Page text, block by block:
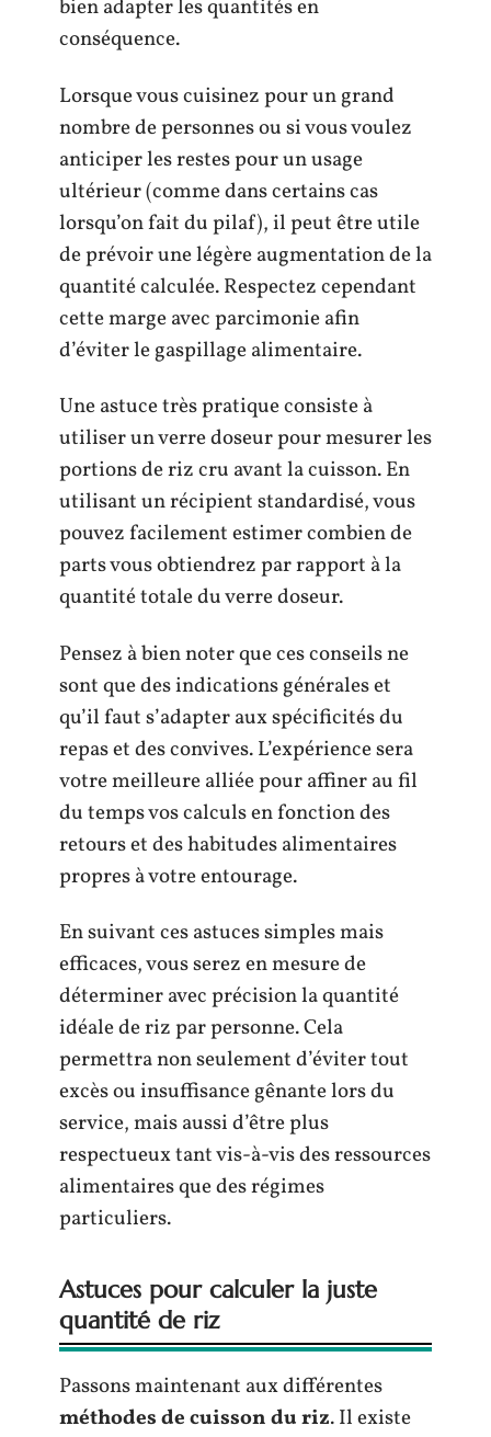
bien adapter les quantités en
conséquence.
Lorsque vous cuisinez pour un grand
nombre de personnes ou si vous voulez
anticiper les restes pour un usage
ultérieur (comme dans certains cas
lorsqu’on fait du pilaf), il peut être utile
de prévoir une légère augmentation de la
quantité calculée. Respectez cependant
cette marge avec parcimonie afin
d’éviter le gaspillage alimentaire.
Une astuce très pratique consiste à
utiliser un verre doseur pour mesurer les
portions de riz cru avant la cuisson. En
utilisant un récipient standardisé, vous
pouvez facilement estimer combien de
parts vous obtiendrez par rapport à la
quantité totale du verre doseur.
Pensez à bien noter que ces conseils ne
sont que des indications générales et
qu’il faut s’adapter aux spécificités du
repas et des convives. L’expérience sera
votre meilleure alliée pour affiner au fil
du temps vos calculs en fonction des
retours et des habitudes alimentaires
propres à votre entourage.
En suivant ces astuces simples mais
efficaces, vous serez en mesure de
déterminer avec précision la quantité
idéale de riz par personne. Cela
permettra non seulement d’éviter tout
excès ou insuffisance gênante lors du
service, mais aussi d’être plus
respectueux tant vis-à-vis des ressources
alimentaires que des régimes
particuliers.
Astuces pour calculer la juste
quantité de riz
Passons maintenant aux différentes
méthodes de cuisson du riz. Il existe